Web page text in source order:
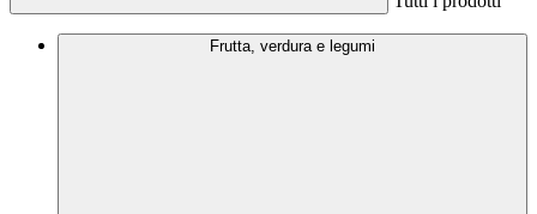
Frutta, verdura e legumi